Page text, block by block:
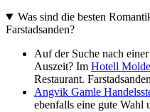
Was sind die besten
Farstadsanden?
Auf der Suche nach
Auszeit? Im Hotell Molde
Restaurant.
Angvik Gamle
ebenfalls eine gute Wahl